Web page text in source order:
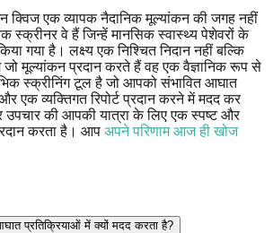
क्विज एक व्यापक नैदानिक ​​मूल्यांकन की जगह नहीं
वे हैं जिन्हें मानसिक स्वास्थ्य पेशेवरों के
गया है। लक्ष्य एक निश्चित निदान नहीं बल्कि
जो मूल्यांकन प्रदान करते हैं वह एक वैज्ञानिक रूप से
स्क्रीनिंग टूल है जो आपको संभावित आघात
एक व्यक्तिगत रिपोर्ट प्रदान करने में मदद कर
की आपकी यात्रा के लिए एक स्पष्ट और
करता है। आप अपने परिणाम आज ही खोज
प्रतिक्रियाओं में क्यों मदद करता है?